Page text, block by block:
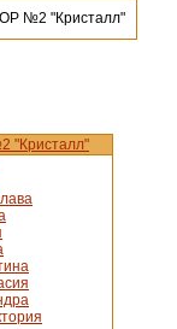
№2 "Кристалл"
"Кристалл"